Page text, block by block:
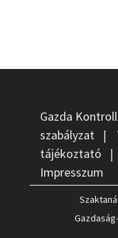
Gazda
szabályzat |
tájékoztató |
Impresszum